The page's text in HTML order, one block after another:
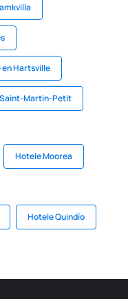
Hartsville
Martin-Petit
Hotele Moorea
Hotele Quindío